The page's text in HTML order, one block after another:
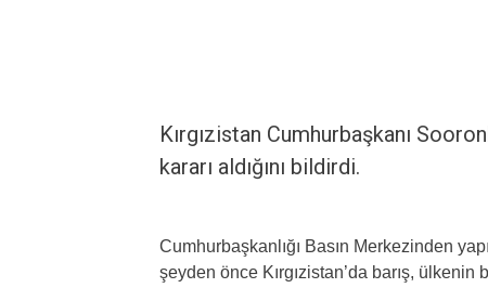
Kırgızistan Cumhurbaşkanı
kararı aldığını bildirdi.
Cumhurbaşkanlığı Basın Merkezinden
şeyden önce Kırgızistan’da barış,